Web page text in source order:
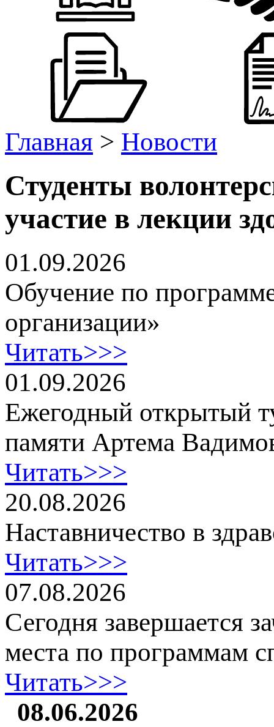
Главная > Новости
Студенты
участие в лекции
01.09.2026
Обучение по
организации»
Читать>>>
01.09.2026
Ежегодный открытый
памяти Артема
Читать>>>
20.08.2026
Наставничество в
Читать>>>
07.08.2026
Сегодня завершается
места по программам
Читать>>>
08.06.2026